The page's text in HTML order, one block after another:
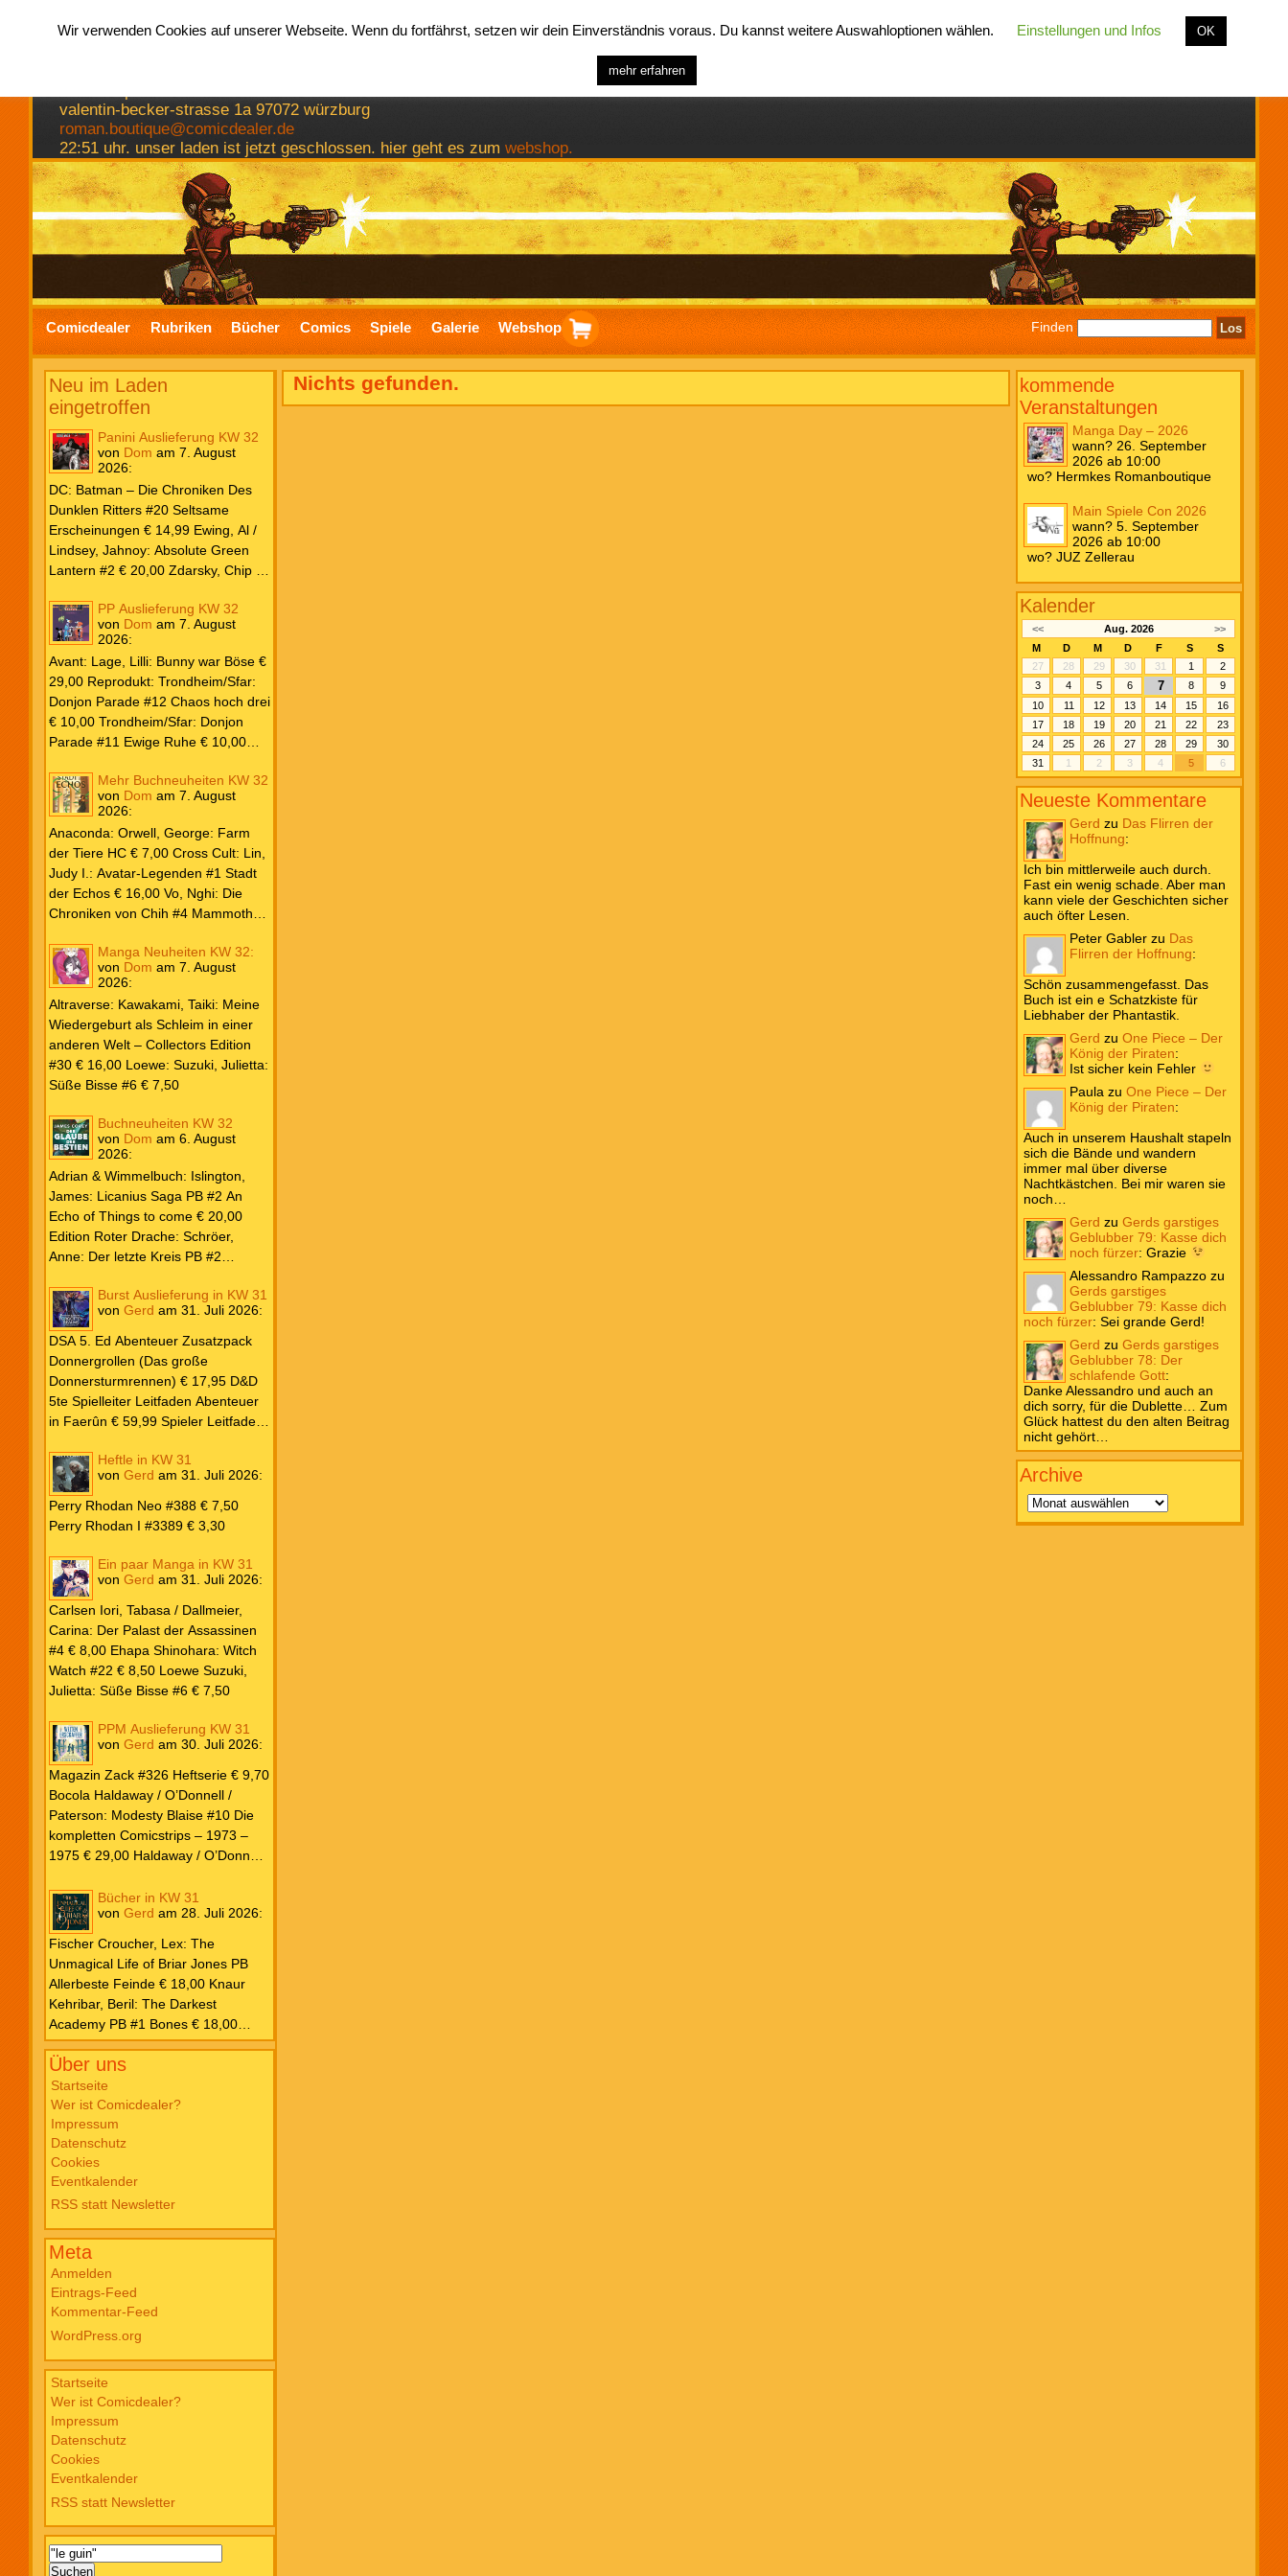
valentin-becker-strasse 1a 97072 würzburg
roman.boutique@comicdealer.de
22:51 uhr. unser laden ist jetzt geschlossen. hier geht es zum webshop.
Comicdealer Rubriken Bücher Comics Spiele Galerie Webshop Finden
Neu im Laden
eingetroffen
Panini Auslieferung KW 32
von Dom am 7. August
2026:
DC: Batman – Die Chroniken Des
Dunklen Ritters #20 Seltsame
Erscheinungen € 14,99 Ewing, Al /
Lindsey, Jahnoy: Absolute Green
Lantern #2 € 20,00 Zdarsky, Chip /
Paperback #4 € 35,00 Watters, Dan;
Soy, Dexter: Nightwing 2024 #7 €
Rafa: Absolute Superman #5 € 9,99
Marvel: Marvel Origins Collection
HC #74 Daredevil 7 € 14,99 Ewing,
Al / Gomez, Carlos: Venom (2025)
#3 € 20,00 Andrews, Kaare /
Guggenheim, Marc: Spider-Man &
Wolverine #3 € 9,99 North, Ryan /
Carratu, Vincenzo: Hulk macht alles
kaputt! € 16,00 Ewing, Al / Walker,
Kevin / Various: Marvel – Schwarz
Weiß & Blut #8 … und Gedärme €
26,00 Buscema, Sal / Dematteis, J.
M.: Spektakuläre Spider-Man – Die
#31 € 5,99 Spider-Man 2025 #9
Angriff der Aliens € 7,99
PP Auslieferung KW 32
von Dom am 7. August
2026:
Avant: Lage, Lilli: Bunny war Böse €
29,00 Reprodukt: Trondheim/Sfar:
Donjon Parade #12 Chaos hoch drei
€ 10,00 Trondheim/Sfar: Donjon
Parade #11 Ewige Ruhe € 10,00
Neuedition € 35,00 Zauberstern
Comics: Ben’s Bande #4 Aug 2026
Mehr Buchneuheiten KW 32
von Dom am 7. August
2026:
Anaconda: Orwell, George: Farm
der Tiere HC € 7,00 Cross Cult: Lin,
Judy I.: Avatar-Legenden #1 Stadt
der Echos € 16,00 Vo, Nghi: Die
Chroniken von Chih #4 Mammoths
Drache: Schröer, Anne: Der letzte
Kreis PB #2 Erwachen € 18,00
Dragonblood Academy HC #2 …to
kill a Monster € 25,00 Heyne: Bähr,
Emily: Tainted Vows – Gods of New
Olympia PB € 17,00 Kim, Sophie:
Fate’s Thread-Reihe PB #2 Der Gott
und der Geist € 17,00 Vonnegut,
Kurt: Katzenwiege PB € 17,00
Corey, James: The Captive’s War
HC #2 Der Glaube der Bestien €
24,00 Piper: Yang, Neon: Die letzte
Tochter der Drachen PB € 18,00
Manga Neuheiten KW 32:
von Dom am 7. August
2026:
Altraverse: Kawakami, Taiki: Meine
Wiedergeburt als Schleim in einer
anderen Welt – Collectors Edition
#30 € 16,00 Loewe: Suzuki, Julietta:
Süße Bisse #6 € 7,50
Buchneuheiten KW 32
von Dom am 6. August
2026:
Adrian & Wimmelbuch: Islington,
James: Licanius Saga PB #2 An
Echo of Things to come € 20,00
Edition Roter Drache: Schröer,
Anne: Der letzte Kreis PB #2
Frank: Der Pandora-Zyklus PB #1
Die Reise nach Pandora € 16,00
Corey, James: The Captive’s War
HC #2 Der Glaube der Bestien €
24,00 Loewe: Suzuki, Julietta: Süße
Bisse #6 € 7,50
Burst Auslieferung in KW 31
von Gerd am 31. Juli 2026:
DSA 5. Ed Abenteuer Zusatzpack
Donnergrollen (Das große
Donnersturmrennen) € 17,95 D&D
5te Spielleiter Leitfaden Abenteuer
in Faerûn € 59,99 Spieler Leitfaden
Heftle in KW 31
von Gerd am 31. Juli 2026:
Perry Rhodan Neo #388 € 7,50
Perry Rhodan I #3389 € 3,30
Ein paar Manga in KW 31
von Gerd am 31. Juli 2026:
Carlsen Iori, Tabasa / Dallmeier,
Carina: Der Palast der Assassinen
#4 € 8,00 Ehapa Shinohara: Witch
Watch #22 € 8,50 Loewe Suzuki,
Julietta: Süße Bisse #6 € 7,50
PPM Auslieferung KW 31
von Gerd am 30. Juli 2026:
Magazin Zack #326 Heftserie € 9,70
Bocola Haldaway / O’Donnell /
Paterson: Modesty Blaise #10 Die
kompletten Comicstrips – 1973 –
1975 € 29,00 Haldaway / O’Donnell
kompletten Comicstrips – 1972 –
1973 € 29,00 Knesebeck Hendrix,
John: Die Weltenerschaffer Die
fantastische Freundschaft von C.S.
Lewis & J.R.R. Tolkien € 30,00
Weissblech Luba Wolfsschwanz #22
€ 4,90 Horror Schocker #81 € 4,90
Bücher in KW 31
von Gerd am 28. Juli 2026:
Fischer Croucher, Lex: The
Unmagical Life of Briar Jones PB
Allerbeste Feinde € 18,00 Knaur
Kehribar, Beril: The Darkest
Academy PB #1 Bones € 18,00
Lübbe Odette, Tessonja: Fair Isle
Trilogie PB #3 To Spark a Fae War €
18,00 Bramble Hardcover Priest: Lie
Huo Jiao Chou HC #1 Drowning
Sorrows in Raging Fire € 25,00
Carlsen Davon, Isla: Blackened
Blade PB #3 Of Blackened Blood €
18,00
Über uns
Startseite
Wer ist Comicdealer?
Impressum
Datenschutz
Cookies
Eventkalender
RSS statt Newsletter
Meta
Anmelden
Eintrags-Feed
Kommentar-Feed
WordPress.org
Startseite
Wer ist Comicdealer?
Impressum
Datenschutz
Cookies
Eventkalender
RSS statt Newsletter
Suchen
nach:
Nichts gefunden.
kommende
Veranstaltungen
Manga Day – 2026
wann? 26. September
2026 ab 10:00
wo? Hermkes Romanboutique
Main Spiele Con 2026
wann? 5. September
2026 ab 10:00
wo? JUZ Zellerau
Kalender
<< Aug. 2026
>>
M
D M D F S
S
27
28 29 30 31 1
2
3
4 5 6 7 8
9
10
11 12 13 14 15
16
17
18 19 20 21 22
23
24
25 26 27 28 29
30
31
1 2 3 4 5 6
Neueste Kommentare
Gerd zu Das Flirren der
Hoffnung:
Ich bin mittlerweile auch durch.
Fast ein wenig schade. Aber man
kann viele der Geschichten sicher
auch öfter Lesen.
Peter Gabler zu Das
Flirren der Hoffnung:
Schön zusammengefasst. Das
Buch ist ein e Schatzkiste für
Liebhaber der Phantastik.
Gerd zuOne Piece – Der
König der Piraten:
Ist sicher kein Fehler
Paula zuOne Piece – Der
König der Piraten:
Auch in unserem Haushalt stapeln
sich die Bände und wandern
immer mal über diverse
Nachtkästchen. Bei mir waren sie
noch…
Gerd zuGerds garstiges
Geblubber 79: Kasse dich
noch fürzer:Grazie
Alessandro Rampazzo zu
Gerds garstiges
Geblubber 79: Kasse dich
noch fürzer:Sei grande Gerd!
Gerd zuGerds garstiges
Geblubber 78: Der
schlafende Gott:
Danke Alessandro und auch an
dich sorry, für die Dublette… Zum
Glück hattest du den alten Beitrag
nicht gehört…
Archive
Wir verwenden Cookies auf unserer Webseite. Wenn du fortfährst, setzen wir dein Einverständnis voraus. Du kannst weitere Auswahloptionen wählen. Einstellungen und Infos OK
mehr erfahren